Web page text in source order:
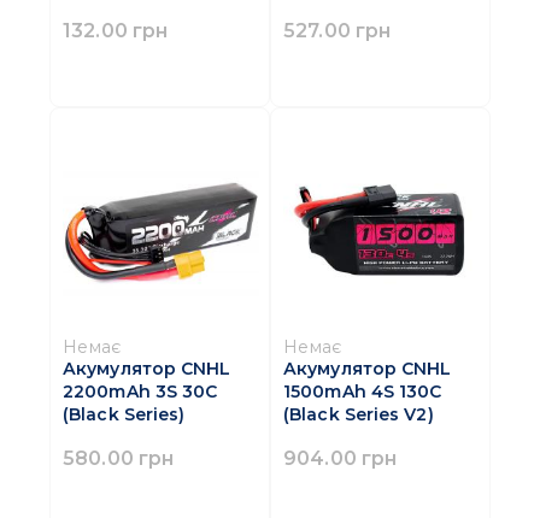
132.00 грн 527.00 грн
Немає
Акумулятор CNHL
2200mAh 3S 30C
(Black Series)
580.00 грн
Немає
Акумулятор CNHL
1500mAh 4S 130C
(Black Series V2)
904.00 грн